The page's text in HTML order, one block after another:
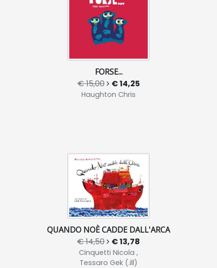
FORSE...
€ 15,00 € 14,25
Haughton Chris
QUANDO NOÈ CADDE DALL'ARCA
€ 14,50 € 13,78
Cinquetti Nicola ,
Tessaro Gek (.ill)